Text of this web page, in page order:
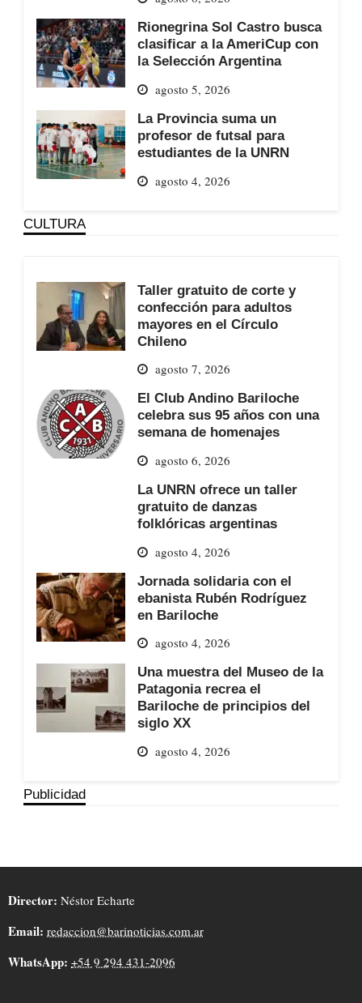
Rionegrina Sol Castro busca
clasificar a la AmeriCup con
la Selección Argentina
agosto 5, 2026
La Provincia suma un
profesor de futsal para
estudiantes de la UNRN
agosto 4, 2026
CULTURA
Taller gratuito de corte y
confección para adultos
mayores en el Círculo
Chileno
agosto 7, 2026
El Club Andino Bariloche
celebra sus 95 años con una
semana de homenajes
agosto 6, 2026
La UNRN ofrece un taller
gratuito de danzas
folklóricas argentinas
agosto 4, 2026
Jornada solidaria con el
ebanista Rubén Rodríguez
en Bariloche
agosto 4, 2026
Una muestra del Museo de la
Patagonia recrea el
Bariloche de principios del
siglo XX
agosto 4, 2026
Publicidad
Director: Néstor Echarte
Email: redaccion@barinoticias.com.ar
WhatsApp: +54 9 294 431-2096